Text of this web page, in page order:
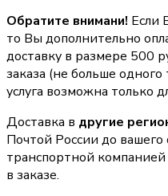
Обратите внимани! Если
то Вы дополнительно
доставку в размере 500
заказа (не больше
услуга возможна только
Доставка в другие
Почтой России до
транспортной
в заказе.